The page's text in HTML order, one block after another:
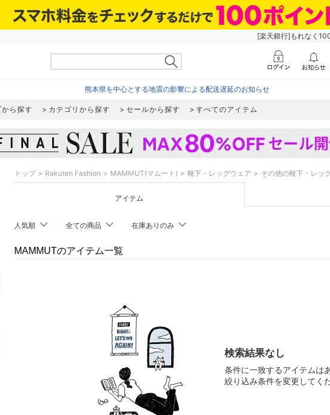
[楽天銀行]もれなく
熊本県を中心とする地震の影響による配送遅延のお知らせ
ら探す カテゴリから探す セールから探す すべてのアイテム
トップ Rakuten Fashion MAMMUT(マムート) 靴下・レッグウェア その他の靴下・レッ
アイテム
人気順 全ての商品 在庫ありのみ
MAMMUTのアイテム一覧
検索結果なし
条件に一致するアイテムは
絞り込み条件を変更してく